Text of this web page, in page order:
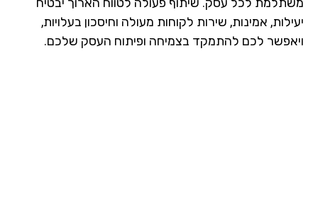
אמינות, שירות לקוחות מעולה וחיסכון בעלויות,
לכם להתמקד בצמיחה ופיתוח העסק שלכם.